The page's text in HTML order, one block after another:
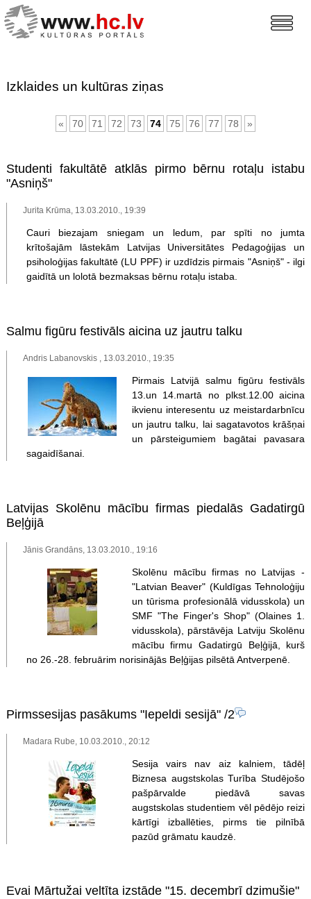
Izklaides un kultūras ziņas
« 70 71 72 73 74 75 76 77 78 »
Studenti fakultātē atklās pirmo bērnu rotaļu istabu
"Asniņš"
Jurita Krūma, 13.03.2010., 19:39
Cauri biezajam sniegam un ledum, par spīti no jumta
krītošajām lāstekām Latvijas Universitātes Pedagoģijas un
psiholoģijas fakultātē (LU PPF) ir uzdīdzis pirmais "Asniņš" - ilgi
gaidītā un lolotā bezmaksas bērnu rotaļu istaba.
Salmu figūru festivāls aicina uz jautru talku
Andris Labanovskis , 13.03.2010., 19:35
Pirmais Latvijā salmu figūru festivāls
13.un 14.martā no plkst.12.00 aicina
ikvienu interesentu uz meistardarbnīcu
un jautru talku, lai sagatavotos krāšņai
un pārsteigumiem bagātai pavasara
sagaidīšanai.
Latvijas Skolēnu mācību firmas piedalās Gadatirgū
Beļģijā
Jānis Grandāns, 13.03.2010., 19:16
Skolēnu mācību firmas no Latvijas -
"Latvian Beaver" (Kuldīgas Tehnoloģiju
un tūrisma profesionālā vidusskola) un
SMF "The Finger's Shop" (Olaines 1.
vidusskola), pārstāvēja Latviju Skolēnu
mācību firmu Gadatirgū Beļģijā, kurš
no 26.-28. februārim norisinājās Beļģijas pilsētā Antverpenē.
Pirmssesijas pasākums "Iepeldi sesijā"/2
Madara Rube, 10.03.2010., 20:12
Sesija vairs nav aiz kalniem, tādēļ
Biznesa augstskolas Turība Studējošo
pašpārvalde piedāvā savas
augstskolas studentiem vēl pēdējo reizi
kārtīgi izballēties, pirms tie pilnībā
pazūd grāmatu kaudzē.
Evai Mārtužai veltīta izstāde "15. decembrī dzimušie"